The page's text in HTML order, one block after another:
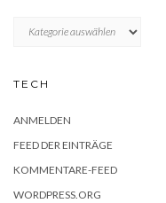
TECH
ANMELDEN
FEED DER EINTRÄGE
KOMMENTARE-FEED
WORDPRESS.ORG